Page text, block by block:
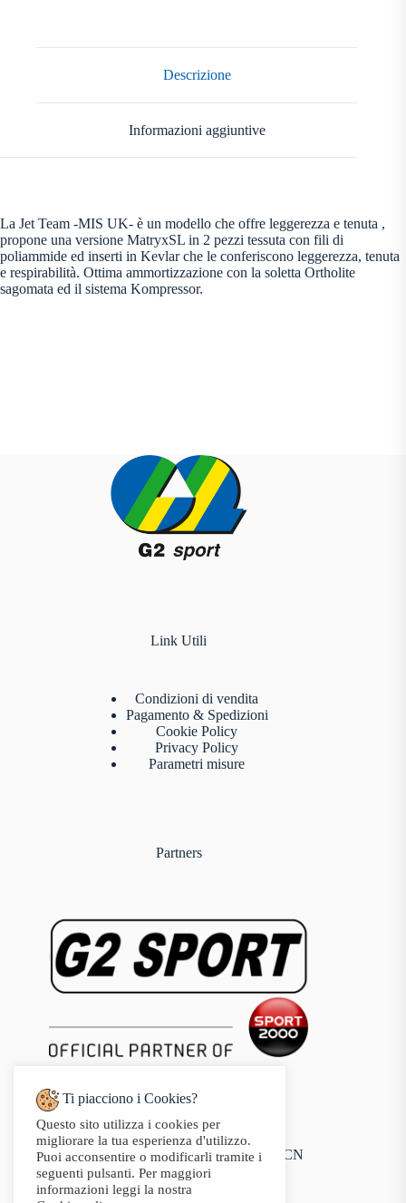
Descrizione
Informazioni aggiuntive
La Jet Team -MIS UK- è un modello che offre leggerezza e tenuta ,
propone una versione MatryxSL in 2 pezzi tessuta con fili di
poliammide ed inserti in Kevlar che le conferiscono leggerezza, tenuta
e respirabilità. Ottima ammortizzazione con la soletta Ortholite
sagomata ed il sistema Kompressor.
Link Utili
Condizioni di vendita
Pagamento & Spedizioni
Cookie Policy
Privacy Policy
Parametri misure
Partners
Indirizzo:
Via Audisio, 26, 12042 Bra CN
Telefono:
0172 412 414
Ti piacciono i Cookies?
Questo sito utilizza i cookies per
migliorare la tua esperienza d'utilizzo.
Puoi acconsentire o modificarli tramite i
seguenti pulsanti. Per maggiori
informazioni leggi la nostra